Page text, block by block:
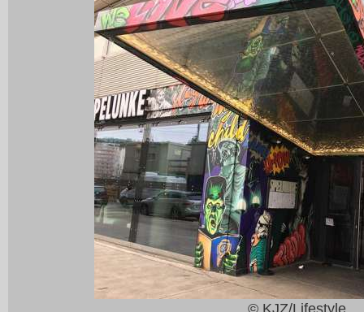
© KJZ/Lifestyle